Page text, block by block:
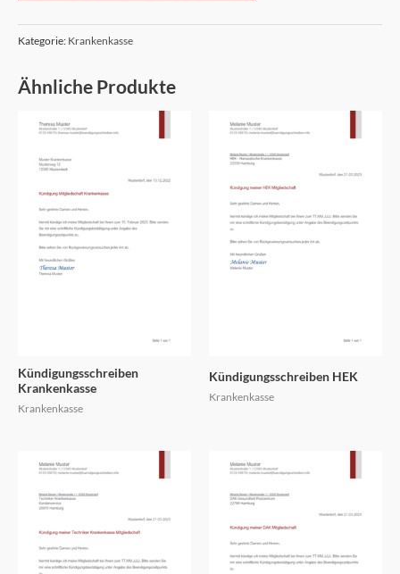
Kategorie: Krankenkasse
Ähnliche Produkte
Kündigungsschreiben
Krankenkasse
Krankenkasse
Kündigungsschreiben HEK
Krankenkasse